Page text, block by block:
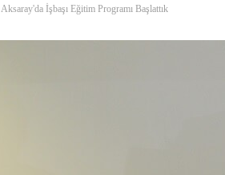
Aksaray'da İşbaşı Eğitim Programı Başlattık